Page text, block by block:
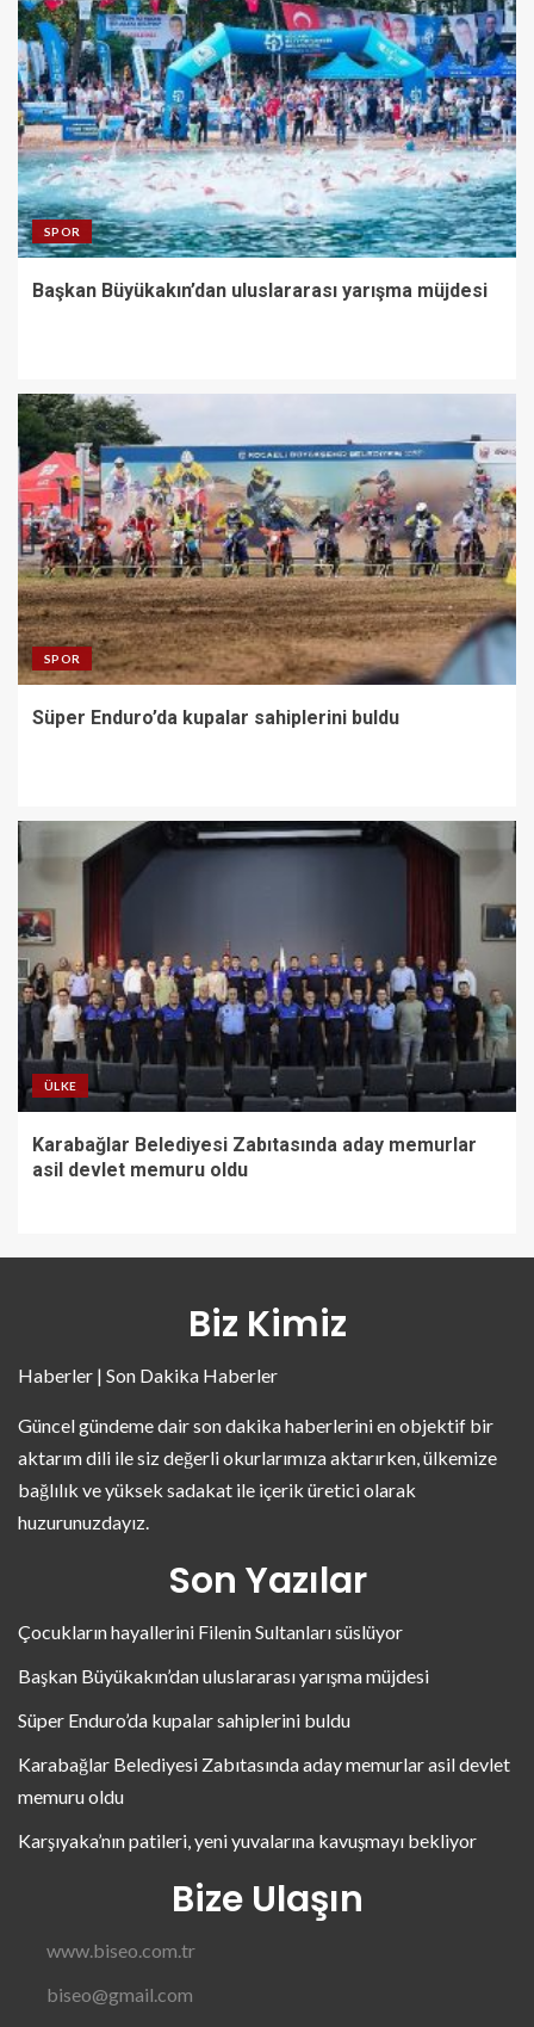
SPOR
Başkan Büyükakın’dan uluslararası yarışma müjdesi
SPOR
Süper Enduro’da kupalar sahiplerini buldu
ÜLKE
Karabağlar Belediyesi Zabıtasında aday memurlar
asil devlet memuru oldu
Biz Kimiz
Haberler | Son Dakika Haberler
Güncel gündeme dair son dakika haberlerini en objektif bir
aktarım dili ile siz değerli okurlarımıza aktarırken, ülkemize
bağlılık ve yüksek sadakat ile içerik üretici olarak
huzurunuzdayız.
Son Yazılar
Çocukların hayallerini Filenin Sultanları süslüyor
Başkan Büyükakın’dan uluslararası yarışma müjdesi
Süper Enduro’da kupalar sahiplerini buldu
Karabağlar Belediyesi Zabıtasında aday memurlar asil devlet
memuru oldu
Karşıyaka’nın patileri, yeni yuvalarına kavuşmayı bekliyor
Bize Ulaşın
www.biseo.com.tr
biseo@gmail.com